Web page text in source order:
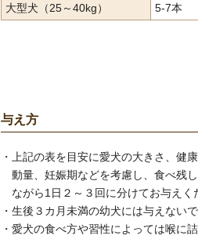
大型犬（25～40kg）
5-7本
与え方
・
上記の表を目安に愛犬の大きさ、健
動量、妊娠期などを考慮し、食べ残
ながら1日２～３回に分けてお与えく
・ 生後３カ月未満の幼犬には与えないで
・ 愛犬の食べ方や習性によっては喉に